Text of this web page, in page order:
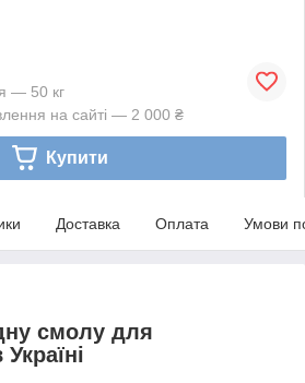
— 50 кг
на сайті — 2 000 ₴
Купити
Доставка Оплата Умови
смолу для